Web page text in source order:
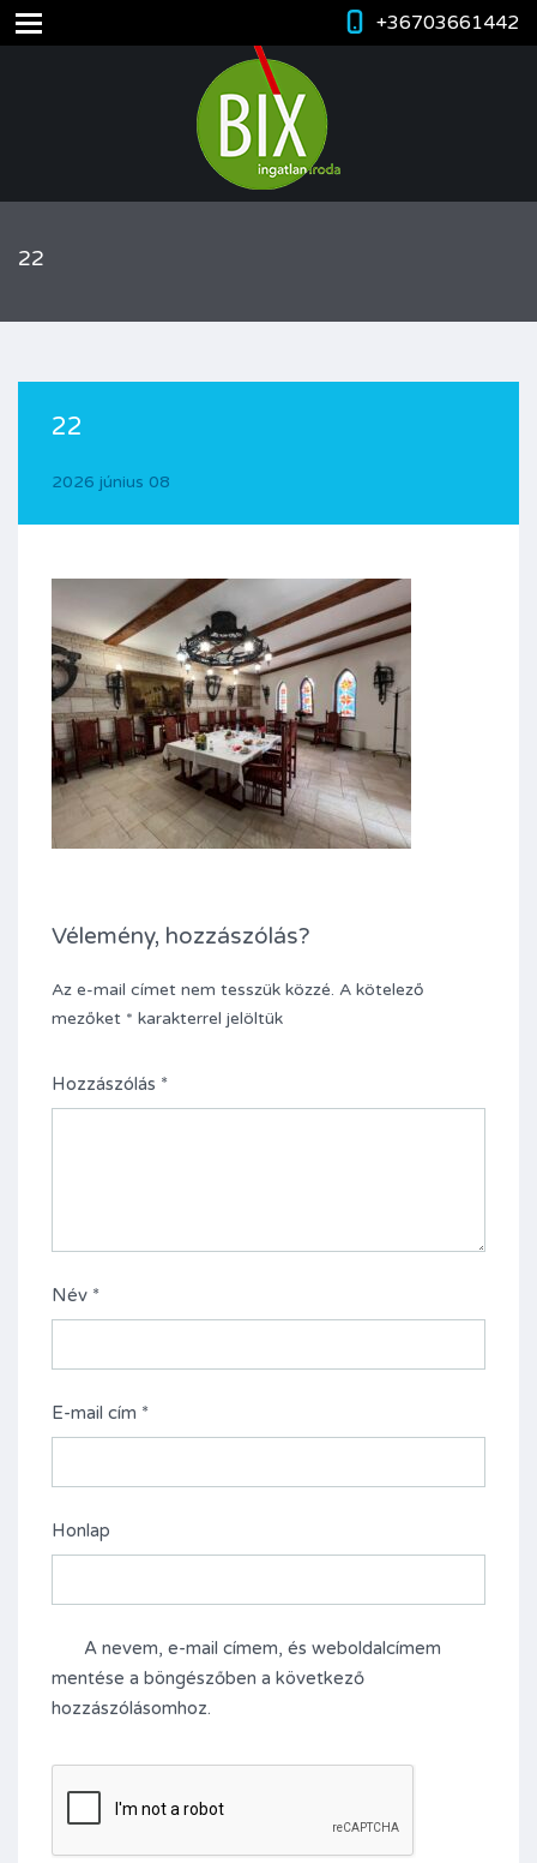
+36703661442
22
22
2026 június 08
Vélemény, hozzászólás?
Az e-mail címet nem tesszük közzé. A kötelező
mezőket * karakterrel jelöltük
Hozzászólás *
Név *
E-mail cím *
Honlap
A nevem, e-mail címem, és weboldalcímem
mentése a böngészőben a következő
hozzászólásomhoz.